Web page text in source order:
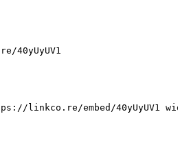
40yUyUV1
linkco.re/embed/40yUyUV1